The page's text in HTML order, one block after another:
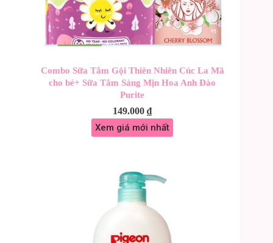
Combo Sữa Tắm Gội Thiên Nhiên Cúc La Mã
cho bé+ Sữa Tắm Sáng Mịn Hoa Anh Đào
Purite
149.000₫
Xem giá mới nhất